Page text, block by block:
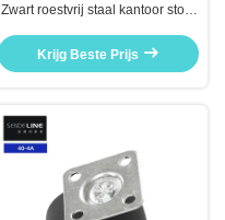
Zwart roestvrij staal kantoor stoel
wiel
Krijg Beste Prijs